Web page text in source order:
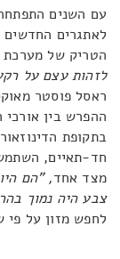
עם השנים
לאתגרים החדשים
הטריק של מערכת
לזהות עצם על
ראסל פוסטר
ההפרש בין אורכי
בתקופת
חד-תאיים,
מצד אחד, "הם
צבע היה נמוך
לחפש מזון על פי